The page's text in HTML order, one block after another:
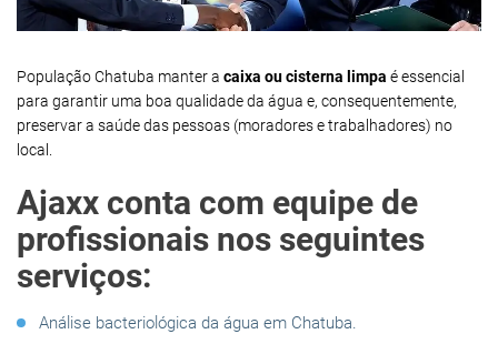
População Chatuba manter a caixa ou cisterna limpa é essencial
para garantir uma boa qualidade da água e, consequentemente,
preservar a saúde das pessoas (moradores e trabalhadores) no
local.
Ajaxx conta com equipe de
profissionais nos seguintes
serviços:
Análise bacteriológica da água em Chatuba.